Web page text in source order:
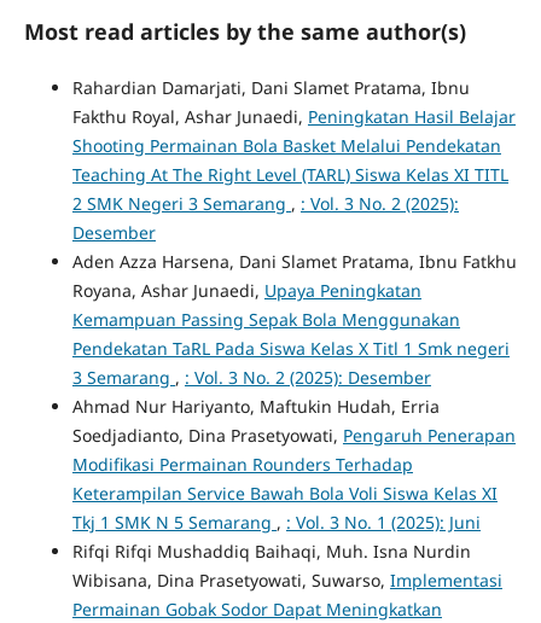
Most read articles by the same author(s)
Rahardian Damarjati, Dani Slamet Pratama, Ibnu
Fakthu Royal, Ashar Junaedi, Peningkatan Hasil Belajar
Shooting Permainan Bola Basket Melalui Pendekatan
Teaching At The Right Level (TARL) Siswa Kelas XI TITL
2 SMK Negeri 3 Semarang , : Vol. 3 No. 2 (2025):
Desember
Aden Azza Harsena, Dani Slamet Pratama, Ibnu Fatkhu
Royana, Ashar Junaedi, Upaya Peningkatan
Kemampuan Passing Sepak Bola Menggunakan
Pendekatan TaRL Pada Siswa Kelas X Titl 1 Smk negeri
3 Semarang , : Vol. 3 No. 2 (2025): Desember
Ahmad Nur Hariyanto, Maftukin Hudah, Erria
Soedjadianto, Dina Prasetyowati, Pengaruh Penerapan
Modifikasi Permainan Rounders Terhadap
Keterampilan Service Bawah Bola Voli Siswa Kelas XI
Tkj 1 SMK N 5 Semarang , : Vol. 3 No. 1 (2025): Juni
Rifqi Rifqi Mushaddiq Baihaqi, Muh. Isna Nurdin
Wibisana, Dina Prasetyowati, Suwarso, Implementasi
Permainan Gobak Sodor Dapat Meningkatkan